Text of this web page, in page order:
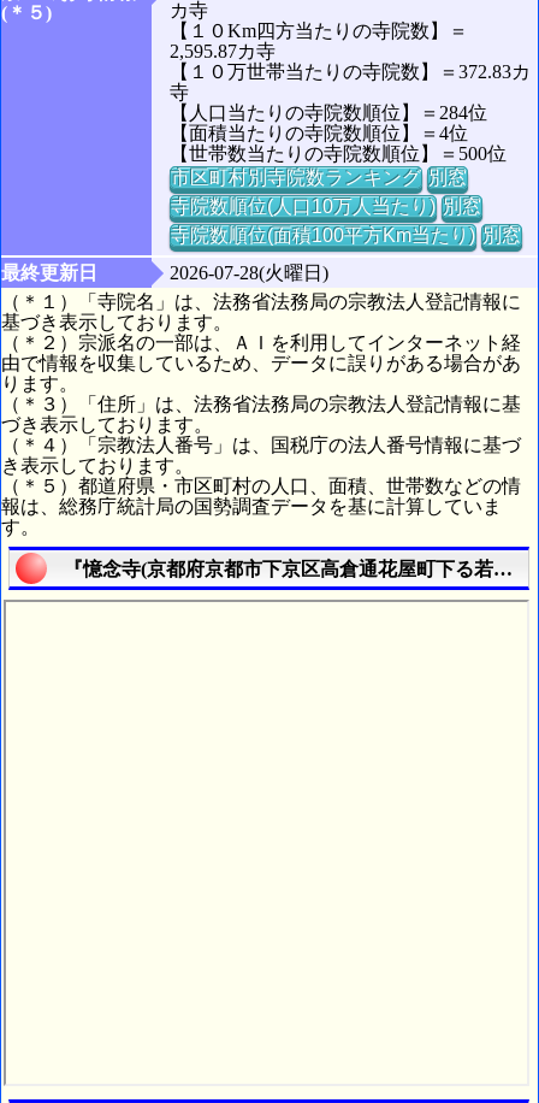
(＊５)
カ寺
【１０Km四方当たりの寺院数】＝
2,595.87カ寺
【１０万世帯当たりの寺院数】＝372.83カ
寺
【人口当たりの寺院数順位】＝284位
【面積当たりの寺院数順位】＝4位
【世帯数当たりの寺院数順位】＝500位
市区町村別寺院数ランキング 別窓
寺院数順位(人口10万人当たり) 別窓
寺院数順位(面積100平方Km当たり) 別窓
最終更新日
2026-07-28(火曜日)
（＊１）「寺院名」は、法務省法務局の宗教法人登記情報に
基づき表示しております。
（＊２）宗派名の一部は、ＡＩを利用してインターネット経
由で情報を収集しているため、データに誤りがある場合があ
ります。
（＊３）「住所」は、法務省法務局の宗教法人登記情報に基
づき表示しております。
（＊４）「宗教法人番号」は、国税庁の法人番号情報に基づ
き表示しております。
（＊５）都道府県・市区町村の人口、面積、世帯数などの情
報は、総務庁統計局の国勢調査データを基に計算していま
す。
『憶念寺(京都府京都市下京区高倉通花屋町下る若松